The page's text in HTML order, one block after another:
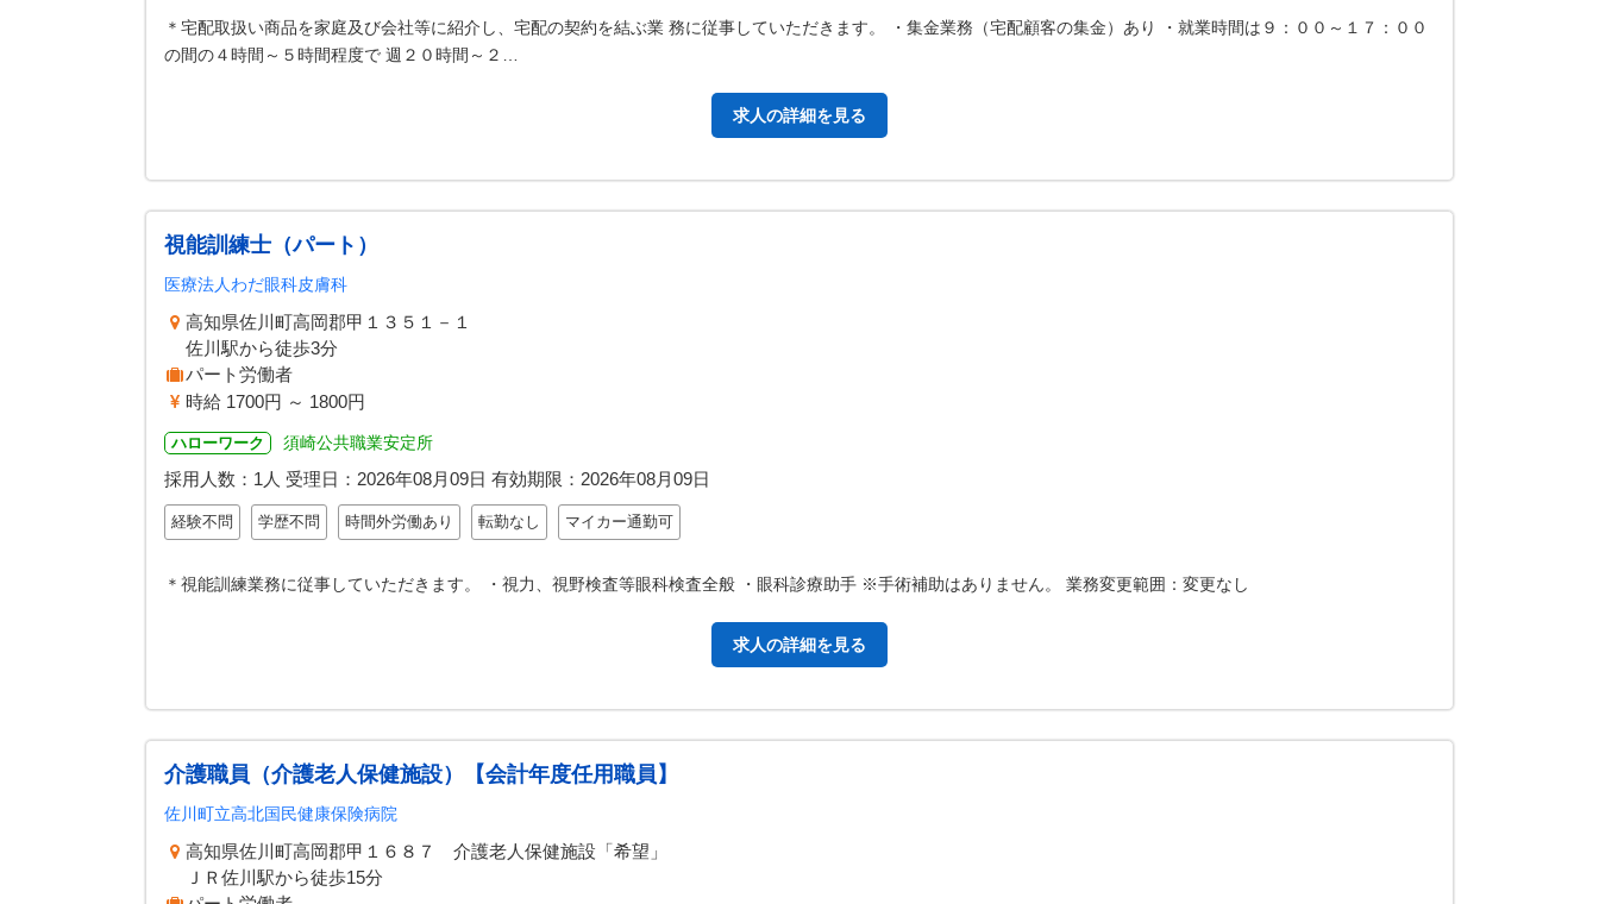
＊宅配取扱い商品を家庭及び会社等に紹介し、宅配の契約を結ぶ業 務に従事していただきます。 ・集金業務（宅配顧客の集金）あり ・就業時間は９：００～１７：００
の間の４時間～５時間程度で 週２０時間～２…
求人の詳細を見る
視能訓練士（パート）
医療法人わだ眼科皮膚科
高知県佐川町高岡郡甲１３５１－１
佐川駅から徒歩3分
パート労働者
時給 1700円 ～ 1800円
ハローワーク 須崎公共職業安定所
採用人数：1人 受理日： 2026年08月09日 有効期限： 2026年08月09日
経験不問 学歴不問 時間外労働あり 転勤なし マイカー通勤可
＊視能訓練業務に従事していただきます。 ・視力、視野検査等眼科検査全般 ・眼科診療助手 ※手術補助はありません。 業務変更範囲：変更なし
求人の詳細を見る
介護職員（介護老人保健施設）【会計年度任用職員】
佐川町立高北国民健康保険病院
高知県佐川町高岡郡甲１６８７ 介護老人保健施設「希望」
ＪＲ佐川駅から徒歩15分